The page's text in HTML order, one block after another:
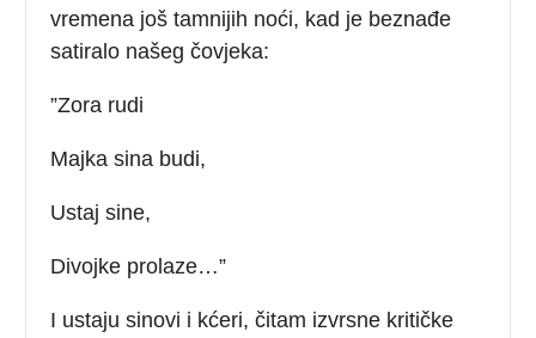
vremena još tamnijih noći, kad je beznađe
satiralo našeg čovjeka:
”Zora rudi
Majka sina budi,
Ustaj sine,
Divojke prolaze…”
I ustaju sinovi i kćeri, čitam izvrsne kritičke